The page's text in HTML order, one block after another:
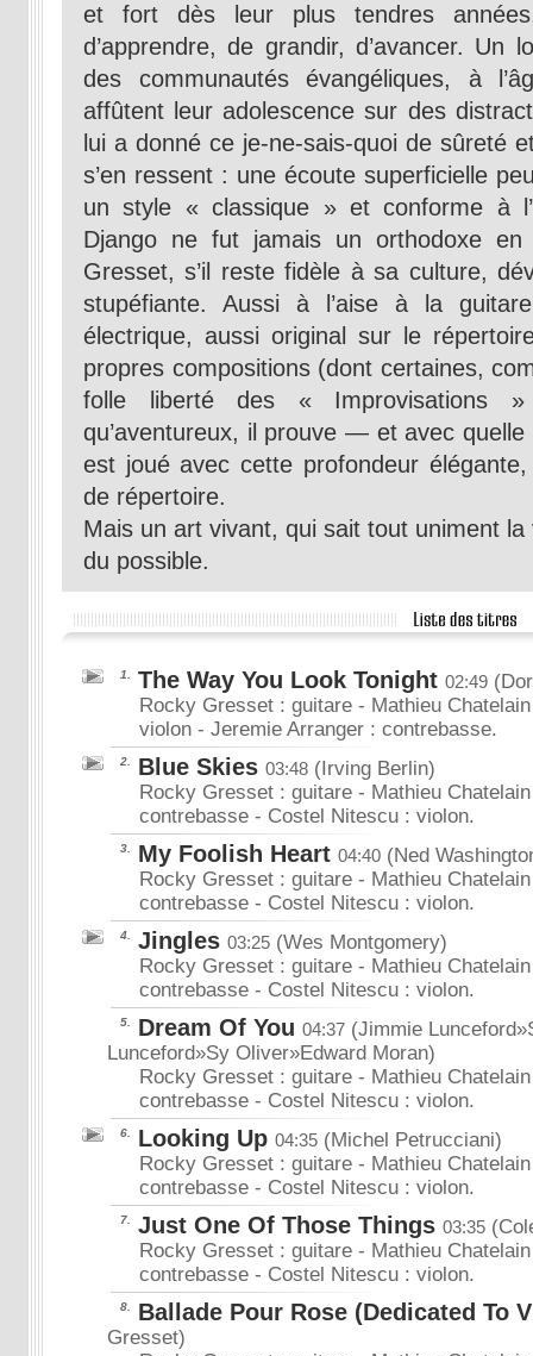
et fort dès leur plus tendres
d’apprendre, de grandir, d’avancer. Un
des communautés évangéliques, à
affûtent leur adolescence sur des
lui a donné ce je-ne-sais-quoi de sûreté
s’en ressent : une écoute superficielle
un style « classique » et conforme à
Django ne fut jamais un orthodoxe
Gresset, s’il reste fidèle à sa culture,
stupéfiante. Aussi à l’aise à la
électrique, aussi original sur le
propres compositions (dont certaines,
folle liberté des « Improvisations
qu’aventureux, il prouve — et avec
est joué avec cette profondeur
de répertoire.
Mais un art vivant, qui sait tout uniment
du possible.
1. The Way You Look Tonight 02:49
Rocky Gresset : guitare - Mathieu
violon - Jeremie Arranger : contrebasse.
2. Blue Skies 03:48 (Irving Berlin)
Rocky Gresset : guitare - Mathieu
contrebasse - Costel Nitescu : violon.
3. My Foolish Heart 04:40 (Ned
Rocky Gresset : guitare - Mathieu
contrebasse - Costel Nitescu : violon.
4. Jingles 03:25 (Wes Montgomery)
Rocky Gresset : guitare - Mathieu
contrebasse - Costel Nitescu : violon.
5. Dream Of You 04:37 (Jimmie
Lunceford»Sy Oliver»Edward Moran)
Rocky Gresset : guitare - Mathieu
contrebasse - Costel Nitescu : violon.
6. Looking Up 04:35 (Michel Petrucciani)
Rocky Gresset : guitare - Mathieu
contrebasse - Costel Nitescu : violon.
7. Just One Of Those Things 03:35
Rocky Gresset : guitare - Mathieu
contrebasse - Costel Nitescu : violon.
8. Ballade Pour Rose (Dedicated To
Gresset)